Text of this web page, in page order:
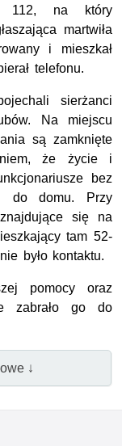
112, na który
martwiła
i mieszkał
telefonu.
sierżanci
Na miejscu
są zamknięte
że życie i
bez
do domu. Przy
się na
tam 52-
było kontaktu.
pomocy oraz
zabrało go do
↓